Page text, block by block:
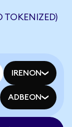
TOKENIZED)
IRENON
ADBEON